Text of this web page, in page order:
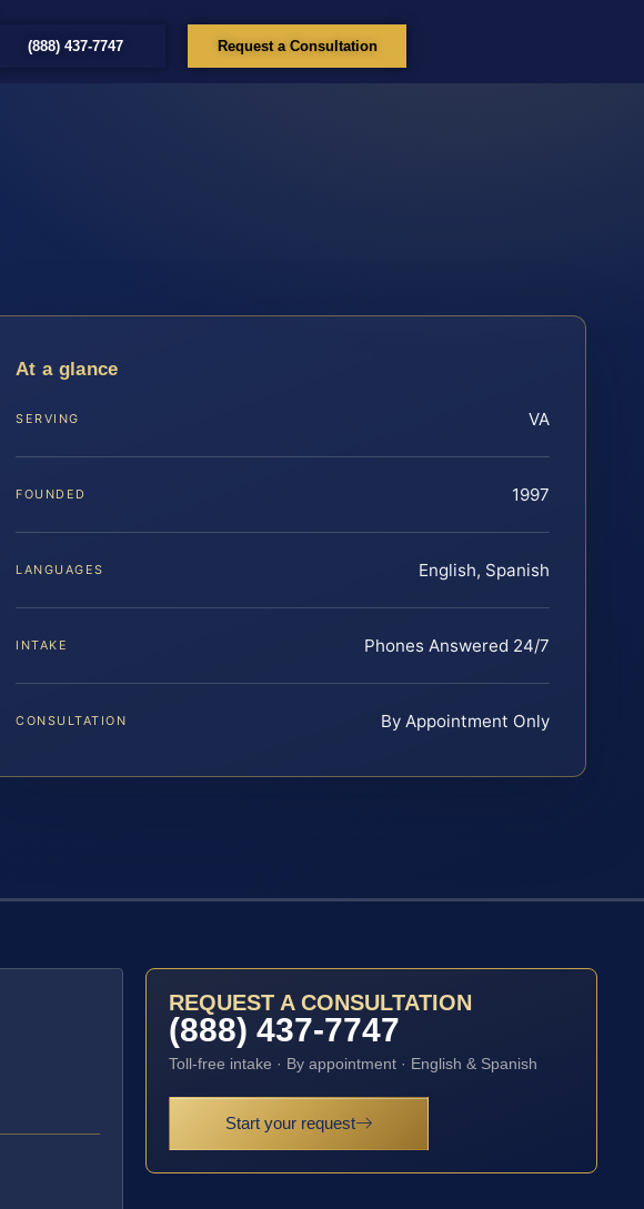
(888) 437-7747 Request a Consultation
At a glance
SERVING VA
FOUNDED 1997
LANGUAGES English, Spanish
INTAKE Phones Answered 24/7
CONSULTATION By Appointment Only
REQUEST A CONSULTATION
(888) 437-7747
Toll-free intake · By appointment · English & Spanish
Start your request